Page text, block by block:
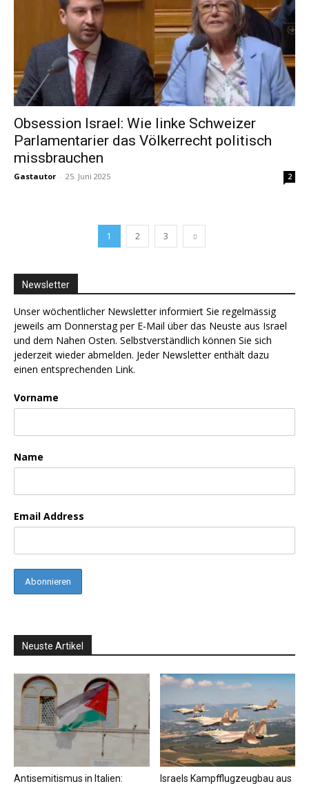
Obsession Israel: Wie linke Schweizer
Parlamentarier das Völkerrecht politisch
missbrauchen
Gastautor - 25. Juni 2025 2
1 2 3
Newsletter
Unser wöchentlicher Newsletter informiert Sie regelmässig
jeweils am Donnerstag per E-Mail über das Neuste aus Israel
und dem Nahen Osten. Selbstverständlich können Sie sich
jederzeit wieder abmelden. Jeder Newsletter enthält dazu
einen entsprechenden Link.
Vorname
Name
Email Address
Neuste Artikel
Antisemitismus in Italien:
Israels Kampfflugzeugbau aus